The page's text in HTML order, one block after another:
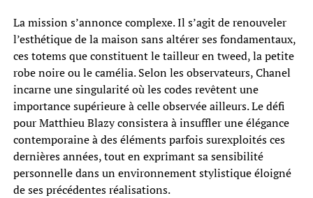
La mission s’annonce complexe. Il s’agit de renouveler
l’esthétique de la maison sans altérer ses fondamentaux,
ces totems que constituent le tailleur en tweed, la petite
robe noire ou le camélia. Selon les observateurs, Chanel
incarne une singularité où les codes revêtent une
importance supérieure à celle observée ailleurs. Le défi
pour Matthieu Blazy consistera à insuffler une élégance
contemporaine à des éléments parfois surexploités ces
dernières années, tout en exprimant sa sensibilité
personnelle dans un environnement stylistique éloigné
de ses précédentes réalisations.